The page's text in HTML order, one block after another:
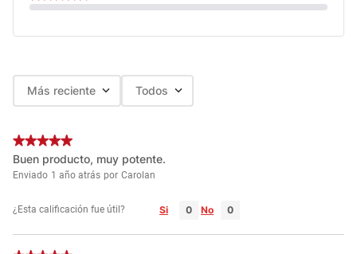
Más reciente Todos
Buen producto, muy potente.
Enviado 1 año atrás por Carolan
¿Esta calificación fue útil? Si No